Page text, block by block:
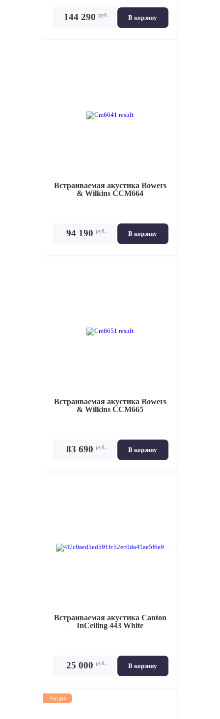
В корзину
144 290 руб.
Встраиваемая акустикаBowers
& Wilkins CCM664
В корзину
94 190 руб.
Встраиваемая акустикаBowers
& Wilkins CCM665
В корзину
83 690 руб.
Встраиваемая акустикаCanton
InCeiling 443 White
В корзину
25 000 руб.
Акция